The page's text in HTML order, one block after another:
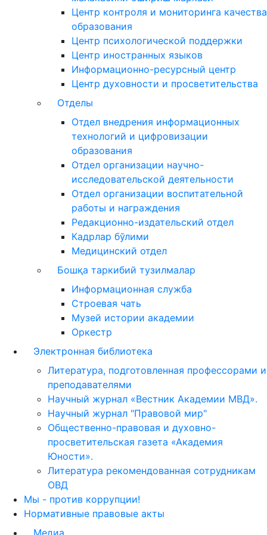
Центр контроля и мониторинга качества
образования
Центр психологической поддержки
Центр иностранных языков
Информационно-ресурсный центр
Центр духовности и просветительства
Отделы
Отдел внедрения информационных
технологий и цифровизации
образования
Отдел организации научно-
исследовательской деятельности
Отдел организации воспитательной
работы и награждения
Редакционно-издательский отдел
Кадрлар бўлими
Медицинский отдел
Бошқа таркибий тузилмалар
Информационная служба
Строевая чать
Музей истории академии
Оркестр
Электронная библиотека
Литература, подготовленная профессорами и
преподавателями
Научный журнал «Вестник Академии МВД».
Научный журнал "Правовой мир"
Общественно-правовая и духовно-
просветительская газета «Академия
Юности».
Литература рекомендованная сотрудникам
ОВД
Мы - против коррупции!
Нормативные правовые акты
Медиа